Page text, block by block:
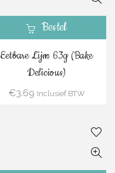
Bestel
Eetbare Lijm 63g (Bake
Delicious)
€3.69 Inclusief BTW